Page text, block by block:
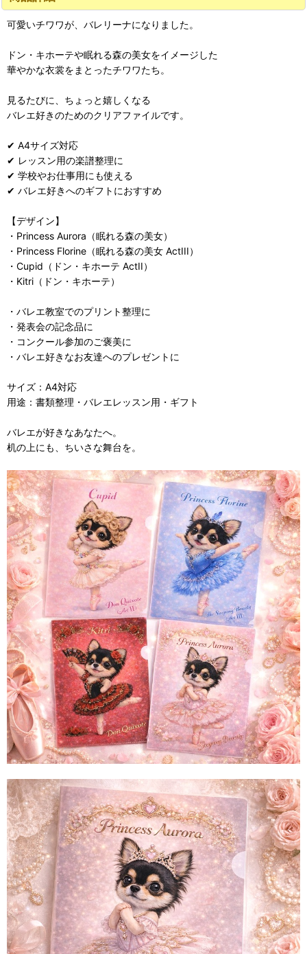
可愛いチワワが、バレリーナになりました。
ドン・キホーテや眠れる森の美女をイメージした
華やかな衣裳をまとったチワワたち。
見るたびに、ちょっと嬉しくなる
バレエ好きのためのクリアファイルです。
✔ A4サイズ対応
✔ レッスン用の楽譜整理に
✔ 学校やお仕事用にも使える
✔ バレエ好きへのギフトにおすすめ
【デザイン】
・Princess Aurora（眠れる森の美女）
・Princess Florine（眠れる森の美女 ActIII）
・Cupid（ドン・キホーテ ActII）
・Kitri（ドン・キホーテ）
・バレエ教室でのプリント整理に
・発表会の記念品に
・コンクール参加のご褒美に
・バレエ好きなお友達へのプレゼントに
サイズ：A4対応
用途：書類整理・バレエレッスン用・ギフト
バレエが好きなあなたへ。
机の上にも、ちいさな舞台を。